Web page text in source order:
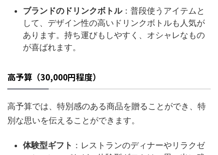
ブランドのドリンクボトル：普段使うアイテムと
して、デザイン性の高いドリンクボトルも人気が
あります。持ち運びもしやすく、オシャレなもの
が喜ばれます。
高予算（30,000円程度）
高予算では、特別感のある商品を贈ることができ、特
別な思いを伝えることができます。
体験型ギフト ：レストランのディナーやリラクゼ